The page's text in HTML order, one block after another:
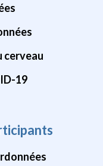
cerveau
19